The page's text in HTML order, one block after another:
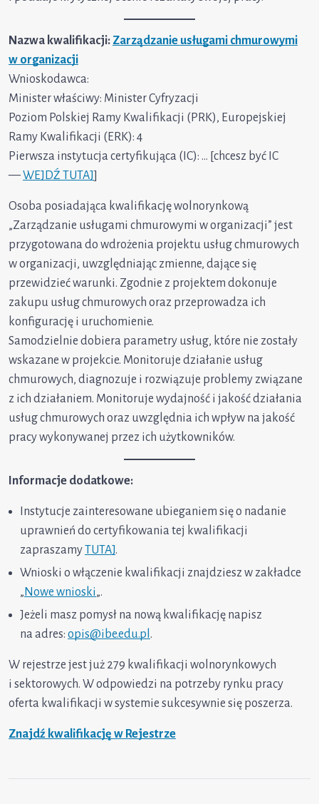
Nazwa kwalifikacji: Zarządzanie usługami chmurowymi
w organizacji
Wnioskodawca:
Minister właściwy: Minister Cyfryzacji
Poziom Polskiej Ramy Kwalifikacji (PRK), Europejskiej
Ramy Kwalifikacji (ERK): 4
Pierwsza instytucja certyfikująca (IC): … [chcesz być IC
—WEJDŹ TUTAJ
Osoba posiadająca kwalifikację wolnorynkową
„Zarządzanie usługami chmurowymi w organizacji” jest
przygotowana do wdrożenia projektu usług chmurowych
w organizacji, uwzględniając zmienne, dające się
przewidzieć warunki. Zgodnie z projektem dokonuje
zakupu usług chmurowych oraz przeprowadza ich
konfigurację i uruchomienie.
Samodzielnie dobiera parametry usług, które nie zostały
wskazane w projekcie. Monitoruje działanie usług
chmurowych, diagnozuje i rozwiązuje problemy związane
z ich działaniem. Monitoruje wydajność i jakość działania
usług chmurowych oraz uwzględnia ich wpływ na jakość
pracy wykonywanej przez ich użytkowników.
Informacje dodatkowe:
Instytucje zainteresowane ubieganiem się o nadanie
uprawnień do certyfikowania tej kwalifikacji
zapraszamy
TUTAJ.
Wnioski o włączenie kwalifikacji znajdziesz w zakładce
„ Nowe wnioski„.
Jeżeli masz pomysł na nową kwalifikację napisz
na adres: opis@ibe.edu.pl .
W rejestrze jest już 279 kwalifikacji wolnorynkowych
i sektorowych. W odpowiedzi na potrzeby rynku pracy
oferta kwalifikacji w systemie sukcesywnie się poszerza.
Znajdź kwalifikację w Rejestrze